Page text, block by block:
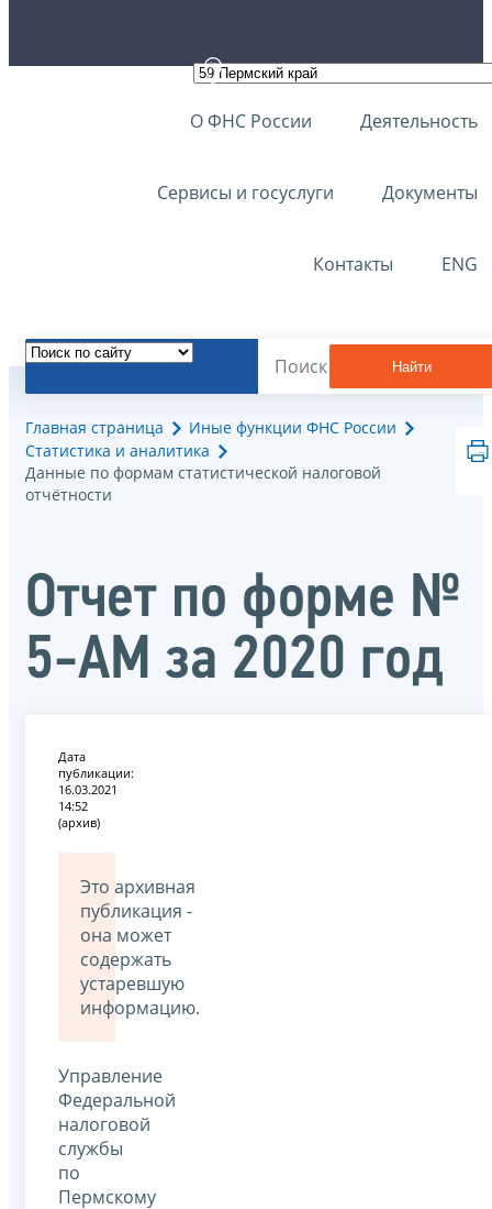
О ФНС России Деятельность
Сервисы и госуслуги Документы
Контакты ENG
Найти
Главная страница
Иные функции ФНС России
Статистика и аналитика
Данные по формам статистической налоговой
отчётности
Отчет по форме №
5-АМ за 2020 год
Дата
публикации:
16.03.2021
14:52
(архив)
Это архивная
публикация -
она может
содержать
устаревшую
информацию.
Управление
Федеральной
налоговой
службы
по
Пермскому